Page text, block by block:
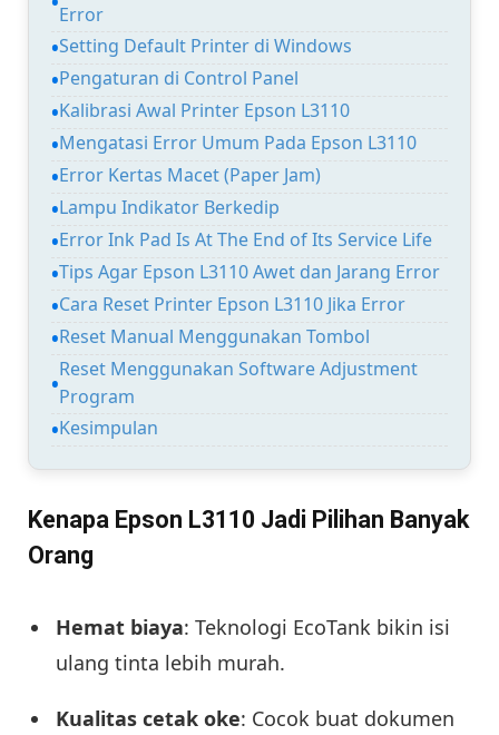
Error
Setting Default Printer di Windows
Pengaturan di Control Panel
Kalibrasi Awal Printer Epson L3110
Mengatasi Error Umum Pada Epson L3110
Error Kertas Macet (Paper Jam)
Lampu Indikator Berkedip
Error Ink Pad Is At The End of Its Service Life
Tips Agar Epson L3110 Awet dan Jarang Error
Cara Reset Printer Epson L3110 Jika Error
Reset Manual Menggunakan Tombol
Reset Menggunakan Software Adjustment
Program
Kesimpulan
Kenapa Epson L3110 Jadi Pilihan Banyak
Orang
Hemat biaya: Teknologi EcoTank bikin isi
ulang tinta lebih murah.
Kualitas cetak oke: Cocok buat dokumen